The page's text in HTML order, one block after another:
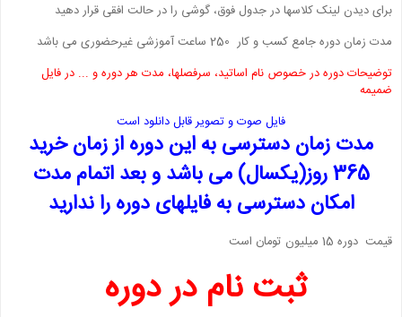
برای دیدن لینک کلاسها در جدول فوق، گوشی را در حالت افقی قرار دهید
مدت زمان دوره جامع کسب و کار 250 ساعت آموزشی غیرحضوری می باشد
توضیحات دوره در خصوص نام اساتید، سرفصلها، مدت هر دوره و ... در فایل
ضمیمه
فایل صوت و تصویر قابل دانلود است
مدت زمان دسترسی به این دوره از زمان خرید
365 روز(یکسال) می باشد و بعد اتمام مدت
امکان دسترسی به فایلهای دوره را ندارید
قیمت دوره 15 میلیون تومان است
ثبت نام در دوره